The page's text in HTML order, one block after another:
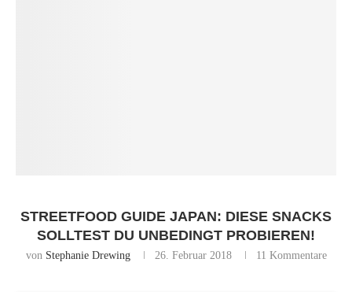
STREETFOOD GUIDE JAPAN: DIESE SNACKS
SOLLTEST DU UNBEDINGT PROBIEREN!
von Stephanie Drewing 26. Februar 2018 11 Kommentare